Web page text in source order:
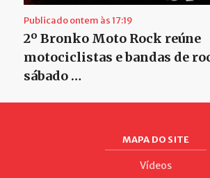
Publicado ontem às 17:19
2º Bronko Moto Rock reúne
motociclistas e bandas de
sábado …
MAPA DO SITE
Vídeos